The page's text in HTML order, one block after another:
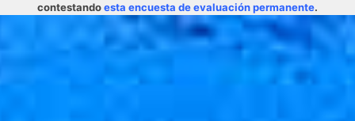
contestandoesta encuesta de evaluación permanente.